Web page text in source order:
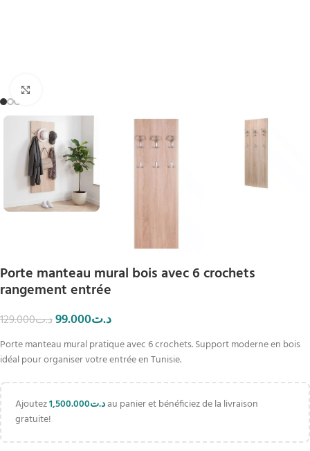
Porte manteau mural bois avec 6 crochets
rangement entrée
د.ت129.000 د.ت99.000
Porte manteau mural pratique avec 6 crochets. Support moderne en bois
idéal pour organiser votre entrée en Tunisie.
Ajoutez د.ت1,500.000
au panier et bénéficiez de la livraison
gratuite!